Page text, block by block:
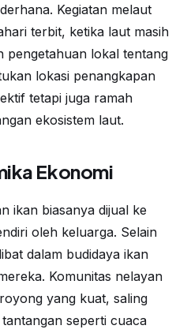
Kegiatan melaut
terbit, ketika laut masih
pengetahuan lokal tentang
lokasi penangkapan
tetapi juga ramah
ekosistem laut.
Ekonomi
ikan biasanya dijual ke
oleh keluarga. Selain
dalam budidaya ikan
Komunitas nelayan
yang kuat, saling
seperti cuaca